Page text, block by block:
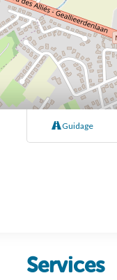
Guidage
Services